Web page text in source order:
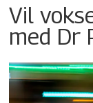
Vil
med Dr